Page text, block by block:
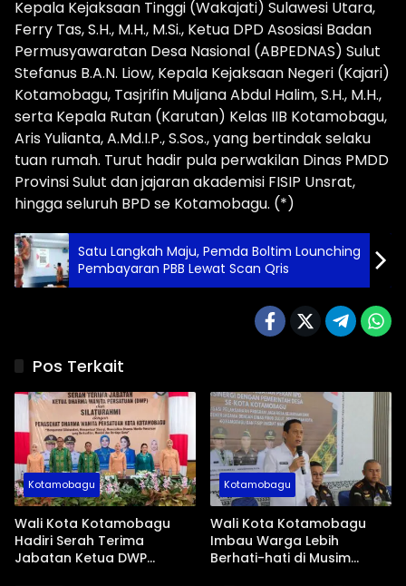
Kepala Kejaksaan Tinggi (Wakajati) Sulawesi Utara,
Ferry Tas, S.H., M.H., M.Si., Ketua DPD Asosiasi Badan
Permusyawaratan Desa Nasional (ABPEDNAS) Sulut
Stefanus B.A.N. Liow, Kepala Kejaksaan Negeri (Kajari)
Kotamobagu, Tasjrifin Muljana Abdul Halim, S.H., M.H.,
serta Kepala Rutan (Karutan) Kelas IIB Kotamobagu,
Aris Yulianta, A.Md.I.P., S.Sos., yang bertindak selaku
tuan rumah. Turut hadir pula perwakilan Dinas PMDD
Provinsi Sulut dan jajaran akademisi FISIP Unsrat,
hingga seluruh BPD se Kotamobagu. (*)
Satu Langkah Maju, Pemda Boltim Lounching
Pembayaran PBB Lewat Scan Qris
Pos Terkait
Kotamobagu
Wali Kota Kotamobagu
Hadiri Serah Terima
Jabatan Ketua DWP
Kotamobagu
Wali Kota Kotamobagu
Imbau Warga Lebih
Berhati-hati di Musim